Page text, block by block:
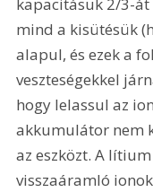
kapacitásuk 2/3-
mind a kisütésük
alapul, és ezek a
veszteségekkel
hogy lelassul az
akkumulátor nem
az eszközt. A
visszaáramló